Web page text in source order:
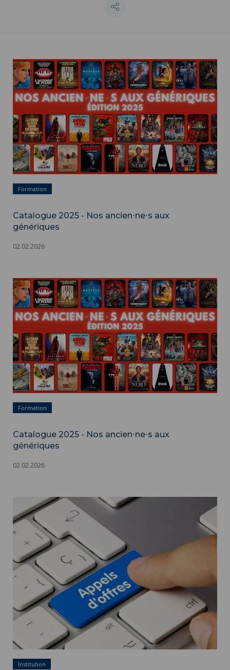
Formation
Catalogue 2025 - Nos ancien⋅ne⋅s aux
génériques
02.02.2026
Formation
Catalogue 2025 - Nos ancien⋅ne⋅s aux
génériques
02.02.2026
Marchés publics ">
Marchés publics - Appels d'offres - Adobestock
Institution